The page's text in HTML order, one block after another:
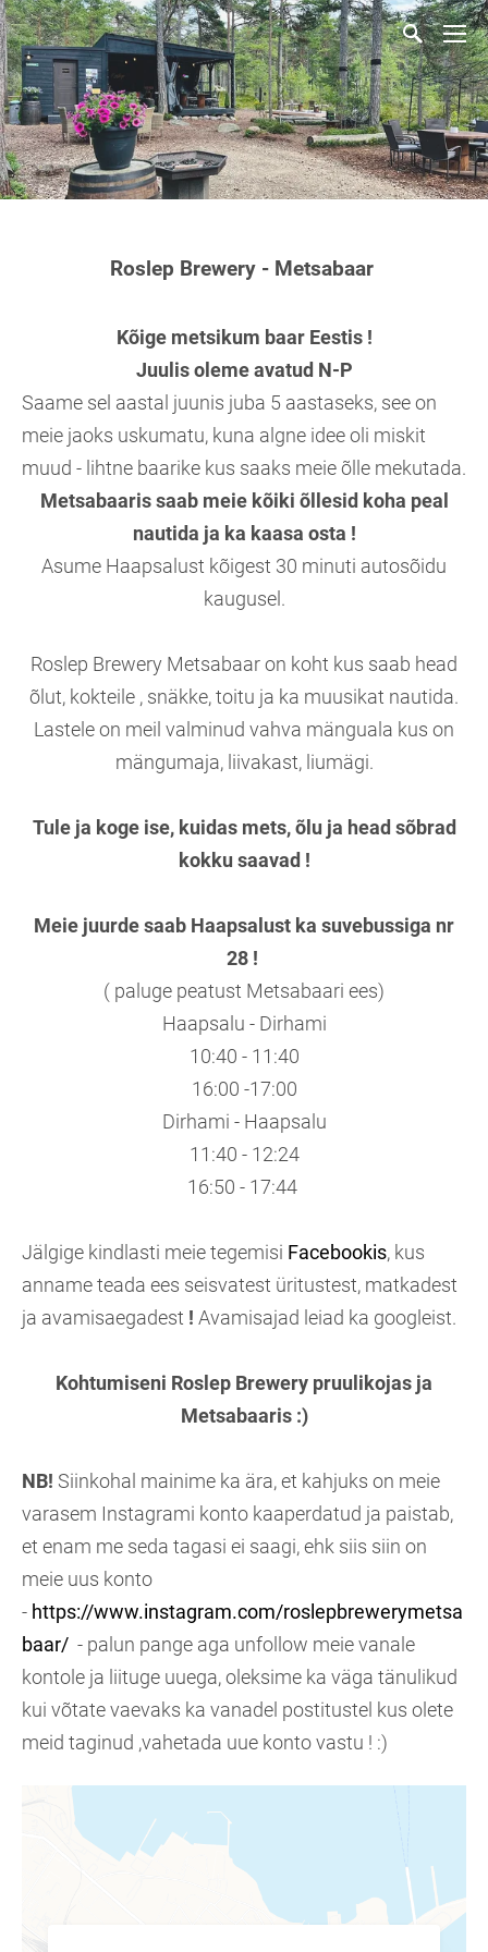
Roslep Brewery - Metsabaar
Kõige metsikum baar Eestis !
Juulis oleme avatud N-P
Saame sel aastal juunis juba 5 aastaseks, see on
meie jaoks uskumatu, kuna algne idee oli miskit
muud - lihtne baarike kus saaks meie õlle mekutada.
Metsabaaris saab meie kõiki õllesid koha peal
nautida ja ka kaasa osta !
Asume Haapsalust kõigest 30 minuti autosõidu
kaugusel.
Roslep Brewery Metsabaar on koht kus saab head
õlut, kokteile , snäkke, toitu ja ka muusikat nautida.
Lastele on meil valminud vahva mänguala kus on
mängumaja, liivakast, liumägi.
Tule ja koge ise, kuidas mets, õlu ja head sõbrad
kokku saavad !
Meie juurde saab Haapsalust ka suvebussiga nr
28 !
( paluge peatust Metsabaari ees)
Haapsalu - Dirhami
10:40 - 11:40
16:00 -17:00
Dirhami - Haapsalu
11:40 - 12:24
16:50 - 17:44
Jälgige kindlasti meie tegemisi Facebookis, kus
anname teada ees seisvatest üritustest, matkadest
ja avamisaegadest ! Avamisajad leiad ka googleist.
Kohtumiseni Roslep Brewery pruulikojas ja
Metsabaaris :)
NB! Siinkohal mainime ka ära, et kahjuks on meie
varasem Instagrami konto kaaperdatud ja paistab,
et enam me seda tagasi ei saagi, ehk siis siin on
meie uus konto
- https://www.instagram.com/roslepbrewerymetsa
baar/ - palun pange aga unfollow meie vanale
kontole ja liituge uuega, oleksime ka väga tänulikud
kui võtate vaevaks ka vanadel postitustel kus olete
meid taginud ,vahetada uue konto vastu ! :)